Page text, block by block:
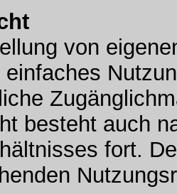
von
einfaches
besteht auch
fort.